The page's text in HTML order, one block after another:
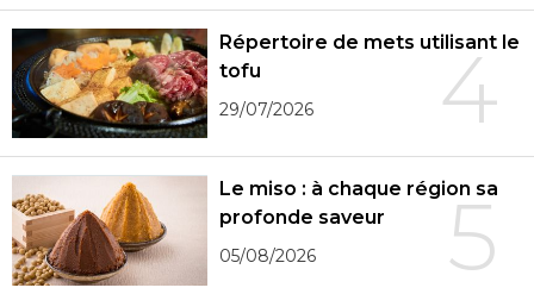
4
Répertoire de mets utilisant le
tofu
29/07/2026
5
Le miso : à chaque région sa
profonde saveur
05/08/2026